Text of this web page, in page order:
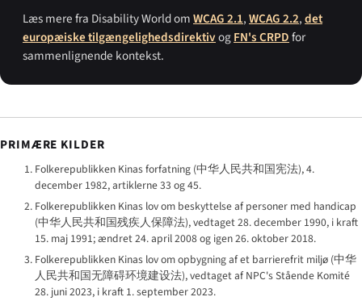
Læs mere fra Disability World omWCAG 2.1,WCAG 2.2,det
europæiske tilgængelighedsdirektivogFN's CRPDfor
sammenlignende kontekst.
PRIMÆRE KILDER
Folkerepublikken Kinas forfatning (中华人民共和国宪法), 4.
december 1982, artiklerne 33 og 45.
Folkerepublikken Kinas lov om beskyttelse af personer med handicap
(中华人民共和国残疾人保障法), vedtaget 28. december 1990, i kraft
15. maj 1991; ændret 24. april 2008 og igen 26. oktober 2018.
Folkerepublikken Kinas lov om opbygning af et barrierefrit miljø (中华
人民共和国无障碍环境建设法), vedtaget af NPC's Stående Komité
28. juni 2023, i kraft 1. september 2023.